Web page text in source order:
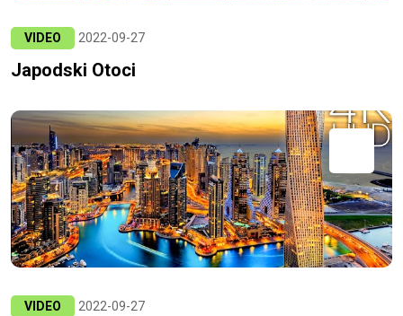
VIDEO 2022-09-27
Japodski Otoci
VIDEO 2022-09-27